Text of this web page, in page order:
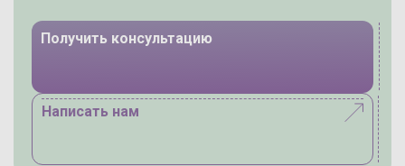
Получить консультацию
Написать нам